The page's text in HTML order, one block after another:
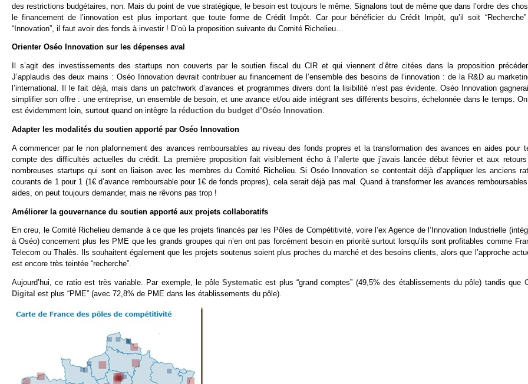
des restrictions budgétaires, non. Mais du point de vue stratégique, le besoin est toujours le même. Signalons tout de même que dans l’ordre des
le financement de l’innovation est plus important que toute forme de Crédit Impôt. Car pour bénéficier du Crédit Impôt, qu’il soit
“Innovation”, il faut avoir des fonds à investir ! D’où la proposition suivante du Comité Richelieu…
Orienter Oséo Innovation sur les dépenses aval
Il s’agit des investissements des startups non couverts par le soutien fiscal du CIR et qui viennent d’être citées dans la proposition
J’applaudis des deux mains : Oséo Innovation devrait contribuer au financement de l’ensemble des besoins de l’innovation : de la R&D au
l’international. Il le fait déjà, mais dans un patchwork d’avances et programmes divers dont la lisibilité n’est pas évidente. Oséo Innovation
simplifier son offre : une entreprise, un ensemble de besoin, et une avance et/ou aide intégrant ses différents besoins, échelonnée dans le temps.
est évidemment loin, surtout quand on intègre la réduction du budget d’Oséo Innovation.
Adapter les modalités du soutien apporté par Oséo Innovation
A commencer par le non plafonnement des avances remboursables au niveau des fonds propres et la transformation des avances en aides pour
compte des difficultés actuelles du crédit. La première proposition fait visiblement écho à
l’alerteque j’avais lancée début février et aux
nombreuses startups qui sont en liaison avec les membres du Comité Richelieu. Si Oséo Innovation se contentait déjà d’appliquer les anciens
courants de 1 pour 1 (1€ d’avance remboursable pour 1€ de fonds propres), cela serait déjà pas mal. Quand à transformer les avances
aides, on peut toujours demander, mais ne rêvons pas trop !
Améliorer la gouvernance du soutien apporté aux projets collaboratifs
En creu, le Comité Richelieu demande à ce que les projets financés par les Pôles de Compétitivité, voire l’ex Agence de l’Innovation Industrielle
à Oséo) concernent plus les PME que les grands groupes qui n’en ont pas forcément besoin en priorité surtout lorsqu’ils sont profitables comme
Telecom ou Thalès. Ils souhaitent également que les projets soutenus soient plus proches du marché et des besoins clients, alors que l’approche
est encore très teintée “recherche”.
Aujourd’hui, ce ratio est très variable. Par exemple, le pôle Systematicest plus “grand comptes” (49,5% des établissements du pôle) tandis que
Digital est plus “PME” (avec 72,8% de PME dans les établissements du pôle).